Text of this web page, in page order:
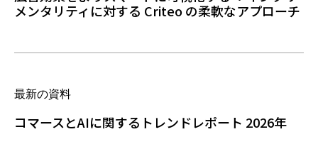
メンタリティに対する Criteo の柔軟なアプローチ
最新の資料
コマースとAIに関するトレンドレポート 2026年